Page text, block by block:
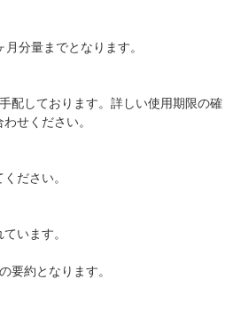
分量までとなります。
配しております。詳しい使用期限の確
せください。
ださい。
います。
要約となります。